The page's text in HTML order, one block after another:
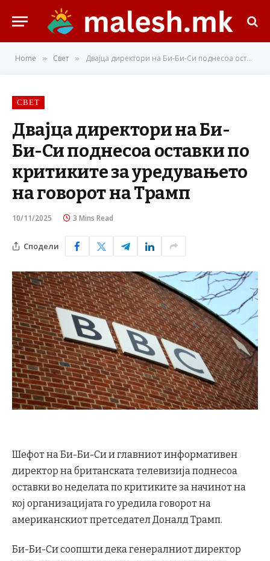
Home » Свет » Двајца директори на Би-Би-Си поднесоа оставки по критиките за уредувањето на говорот на Трамп
СВЕТ
Двајца директори на Би-
Би-Си поднесоа оставки по
критиките за уредувањето
на говорот на Трамп
10/11/2025 3 Mins Read
Сподели
Шефот на Би-Би-Си и главниот информативен
директор на британската телевизија поднесоа
оставки во неделата по критиките за начинот на
кој организацијата го уредила говорот на
американскиот претседател Доналд Трамп.
Би-Би-Си соопшти дека генералниот директор